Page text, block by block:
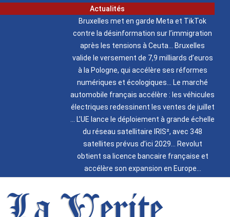
Actualités
Bruxelles met en garde Meta et TikTok
contre la désinformation sur l’immigration
après les tensions à Ceuta
Bruxelles
valide le versement de 7,9 milliards d’euros
à la Pologne, qui accélère ses réformes
numériques et écologiques
Le marché
automobile français accélère : les véhicules
électriques redessinent les ventes de juillet
L’UE lance le déploiement à grande échelle
du réseau satellitaire IRIS², avec 348
satellites prévus d’ici 2029
Revolut
obtient sa licence bancaire française et
accélère son expansion en Europe